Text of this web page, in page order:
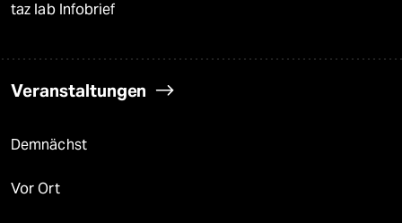
taz lab Infobrief
Veranstaltungen
Demnächst
Vor Ort